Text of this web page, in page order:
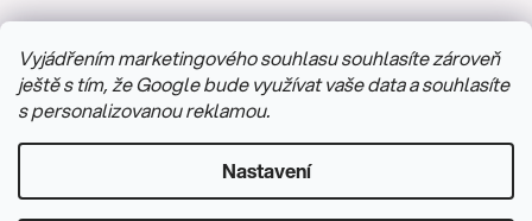
Vyjádřením marketingového souhlasu souhlasíte zároveň
ještě s tím, že Google bude využívat vaše data a souhlasíte
s personalizovanou reklamou.
Nastavení
Vytvořil Shoptet&PekneWeby
Upravit nastavení cookies